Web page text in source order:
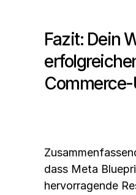
Fazit: Dein
dass Meta
hervorragende